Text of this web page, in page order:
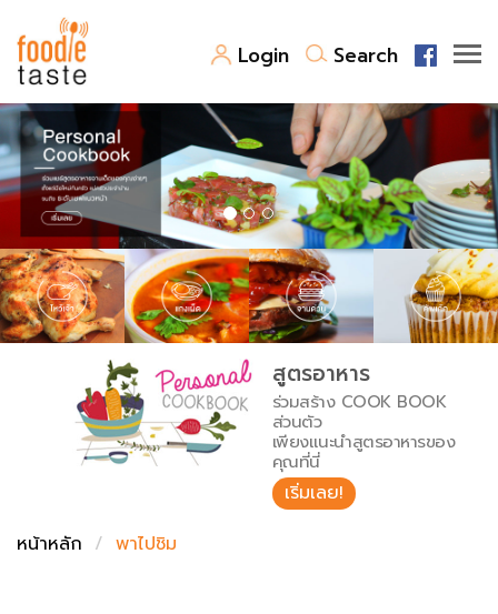
Login Search
สูตรอาหาร
สูตรอาหารล่าสุด
Top Foodie
พาไปชิม
สารพันก้นครัว
เคล็ดลับน่ารู้
เปรียบเทียบหน่วยการตวง
เปรียบเทียบอุณหภูมิ
เปรียบเทียบน้ำหนักวัตถุดิบ
FoodPedia
สร้าง Cookbook
สูตรอาหาร
ร่วมสร้าง COOK BOOK
ส่วนตัว
เพียงแนะนำสูตรอาหารของ
คุณที่นี่
เริ่มเลย!
หน้าหลัก
พาไปชิม